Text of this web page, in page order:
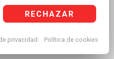
RECHAZAR
privacidad Política de cookies